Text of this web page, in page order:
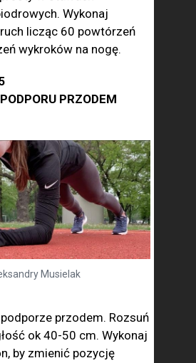
Wykonaj
licząc 60 powtórzeń
wykroków na nogę.
PRZODEM
Musielak
przodem. Rozsuń
ok 40-50 cm. Wykonaj
by zmienić pozycję